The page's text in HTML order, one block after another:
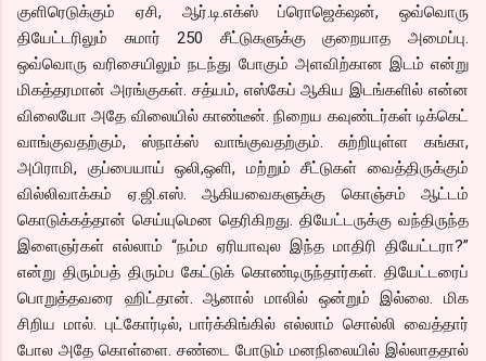
குளிரெடுக்கும் ஏசி, ஆர்.டி.எக்ஸ் ப்ரொஜெக்‌ஷன், ஒவ்வொரு
தியேட்டரிலும் சுமார் 250 சீட்டுகளுக்கு குறையாத அமைப்பு.
ஒவ்வொரு வரிசையிலும் நடந்து போகும் அளவிற்கான இடம் என்று
மிகத்தரமான் அரங்குகள். சத்யம், எஸ்கேப் ஆகிய இடங்களில் என்ன
விலையோ அதே விலையில் காண்டீன். நிறைய கவுண்டர்கள் டிக்கெட்
வாங்குவதற்கும், ஸ்நாக்ஸ் வாங்குவதற்கும். சுற்றியுள்ள கங்கா,
அபிராமி, குப்பையாய் ஒலி,ஒளி, மற்றும் சீட்டுகள் வைத்திருக்கும்
வில்லிவாக்கம் ஏ.ஜி.எஸ். ஆகியவைகளுக்கு கொஞ்சம் ஆட்டம்
கொடுக்கத்தான் செய்யுமென தெரிகிறது. தியேட்டருக்கு வந்திருந்த
இளைஞர்கள் எல்லாம் “நம்ம ஏரியாவுல இந்த மாதிரி தியேட்டரா?”
என்று திரும்பத் திரும்ப கேட்டுக் கொண்டிருந்தார்கள். தியேட்டரைப்
பொறுத்தவரை ஹிட்தான். ஆனால் மாலில் ஒன்றும் இல்லை. மிக
சிறிய மால். புட்கோர்டில், பார்க்கிங்கில் எல்லாம் சொல்லி வைத்தார்
போல அதே கொள்ளை. சண்டை போடும் மனநிலையில் இல்லாததால்